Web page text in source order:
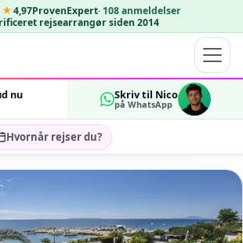
4,97ProvenExpert· 108 anmeldelser
rejsearrangør siden 2014
nu Skriv til Nico
på WhatsApp
Hvornår rejser du?
rejsedatoer…
OK